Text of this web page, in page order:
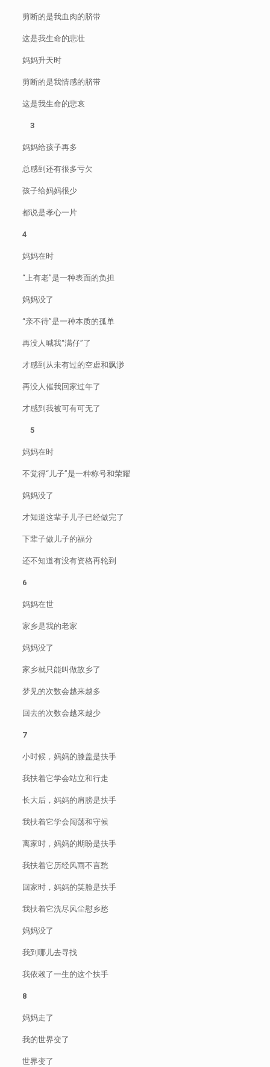
剪断的是我血肉的脐带
这是我生命的悲壮
妈妈升天时
剪断的是我情感的脐带
这是我生命的悲哀
3
妈妈给孩子再多
总感到还有很多亏欠
孩子给妈妈很少
都说是孝心一片
4
妈妈在时
“上有老”是一种表面的负担
妈妈没了
“亲不待”是一种本质的孤单
再没人喊我“满仔”了
才感到从未有过的空虚和飘渺
再没人催我回家过年了
才感到我被可有可无了
5
妈妈在时
不觉得“儿子”是一种称号和荣耀
妈妈没了
才知道这辈子儿子已经做完了
下辈子做儿子的福分
还不知道有没有资格再轮到
6
妈妈在世
家乡是我的老家
妈妈没了
家乡就只能叫做故乡了
梦见的次数会越来越多
回去的次数会越来越少
7
小时候，妈妈的膝盖是扶手
我扶着它学会站立和行走
长大后，妈妈的肩膀是扶手
我扶着它学会闯荡和守候
离家时，妈妈的期盼是扶手
我扶着它历经风雨不言愁
回家时，妈妈的笑脸是扶手
我扶着它洗尽风尘慰乡愁
妈妈没了
我到哪儿去寻找
我依赖了一生的这个扶手
8
妈妈走了
我的世界变了
世界变了